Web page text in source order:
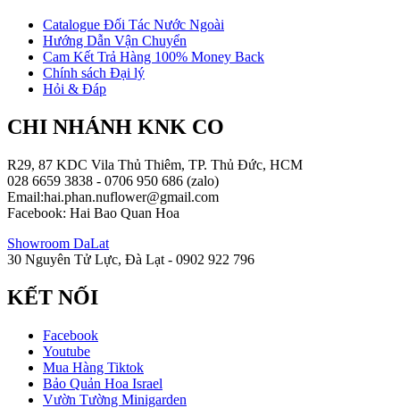
Catalogue Đối Tác Nước Ngoài
Hướng Dẫn Vận Chuyển
Cam Kết Trả Hàng 100% Money Back
Chính sách Đại lý
Hỏi & Đáp
CHI NHÁNH KNK CO
R29, 87 KDC Vila Thủ Thiêm, TP. Thủ Đức, HCM
028 6659 3838 - 0706 950 686 (zalo)
Email:hai.phan.nuflower@gmail.com
Facebook: Hai Bao Quan Hoa
Showroom DaLat
30 Nguyên Tử Lực, Đà Lạt - 0902 922 796
KẾT NỐI
Facebook
Youtube
Mua Hàng Tiktok
Bảo Quản Hoa Israel
Vườn Tường Minigarden